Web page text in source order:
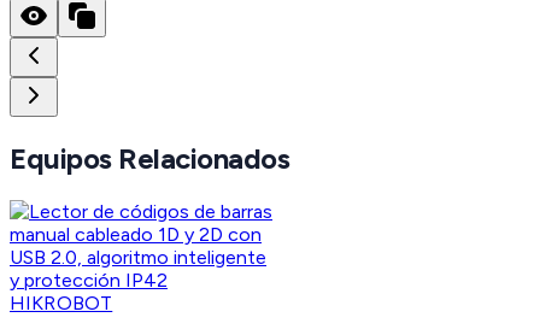
Equipos Relacionados
HIKROBOT